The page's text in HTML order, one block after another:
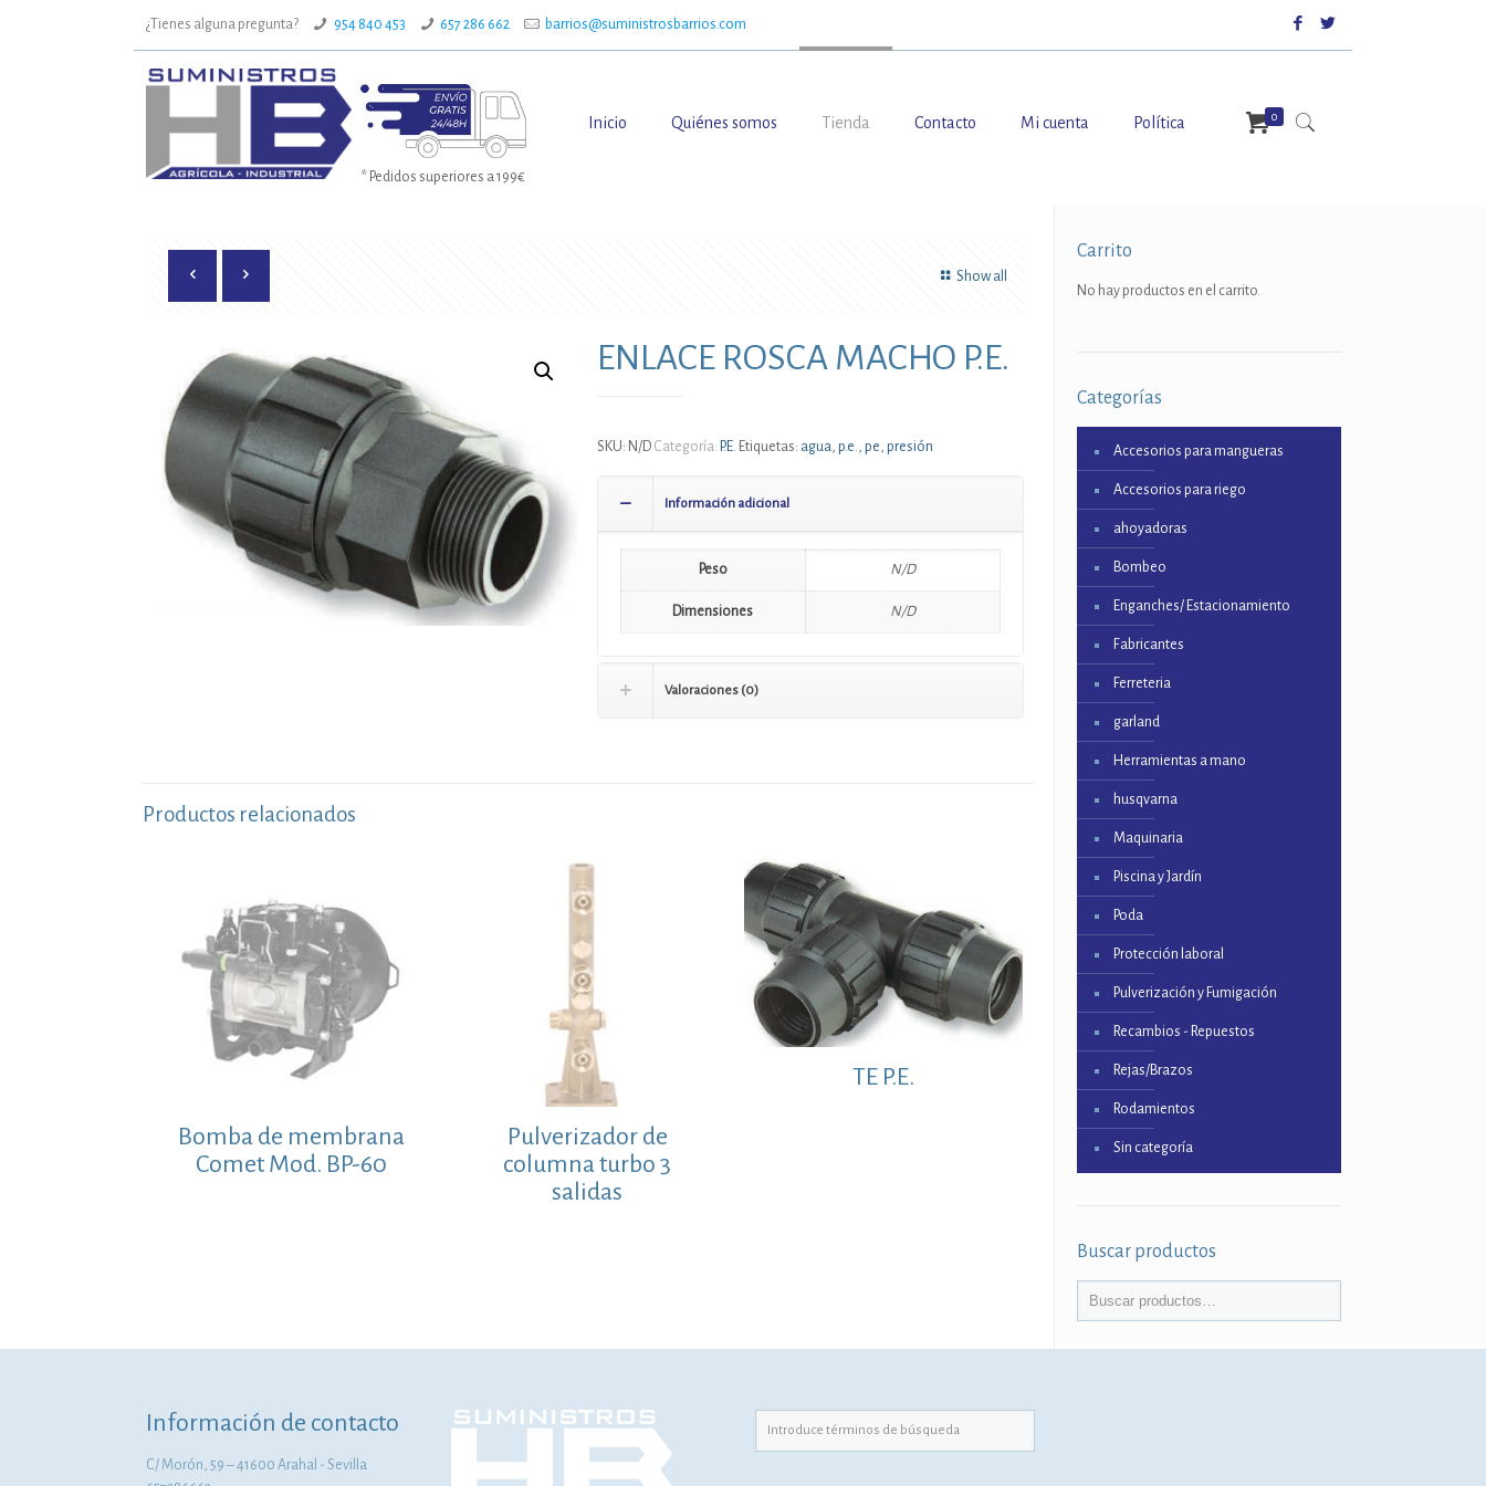
¿Tienes alguna pregunta? 954 840 453 657 286 662 barrios@suministrosbarrios.com
* Pedidos superiores a 199€
Inicio Quiénes somos Tienda Contacto Mi cuenta Política 0
Show all
ENLACE ROSCA MACHO P.E.
SKU: N/D Categoría: P.E. Etiquetas: agua, p.e., pe, presión
Información adicional
Peso N/D
Dimensiones N/D
Valoraciones (0)
Productos relacionados
Bomba de membrana
Comet Mod. BP-60
Pulverizador de
columna turbo 3
salidas
TE P.E.
Carrito
No hay productos en el carrito.
Categorías
Accesorios para mangueras
Accesorios para riego
ahoyadoras
Bombeo
Enganches/ Estacionamiento
Fabricantes
Ferreteria
garland
Herramientas a mano
husqvarna
Maquinaria
Piscina y Jardín
Poda
Protección laboral
Pulverización y Fumigación
Recambios - Repuestos
Rejas/Brazos
Rodamientos
Sin categoría
Buscar productos
Información de contacto
C/ Morón, 59 – 41600 Arahal - Sevilla